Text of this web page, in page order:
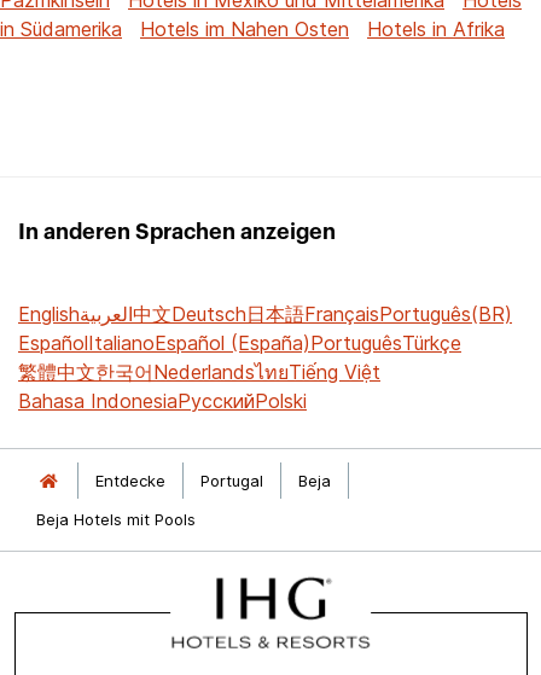
in Südamerika
Hotels im Nahen Osten Hotels in Afrika
In anderen Sprachen anzeigen
Englishالعربية中文Deutsch日本語FrançaisPortuguês(BR)
EspañolItalianoEspañol (España)PortuguêsTürkçe
繁體中文한국어NederlandsไทยTiếng Việt
Bahasa IndonesiaРусскийPolski
Entdecke Portugal
Beja
Beja Hotels mit Pools